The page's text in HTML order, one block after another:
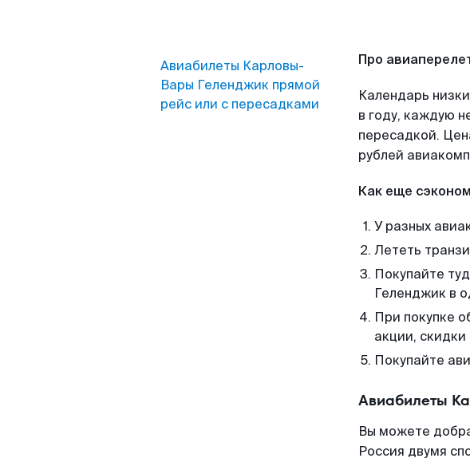
Авиабилеты Карловы-
Вары Геленджик прямой
рейс или с пересадками
Про
Календарь
в году, каждую
пересадкой.
рублей
Как еще
У разных
Лететь
Покупайте
Геленджик в
При покупке
акции,
Покупайте
Авиабилеты
Вы можете
Россия двумя